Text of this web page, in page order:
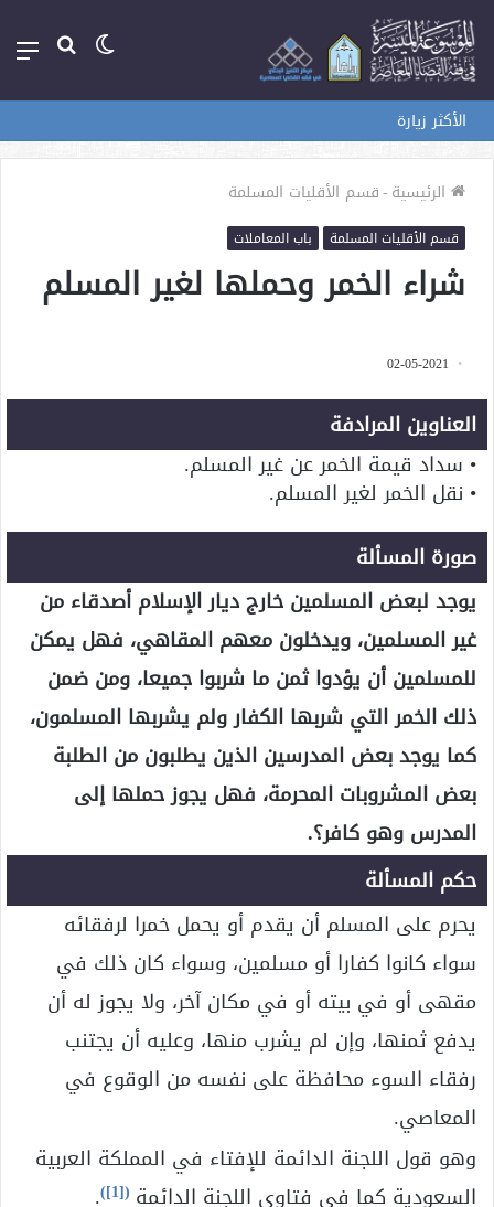
بحث الوضع
الأكثر زيارة
الرئيسية-قسم الأقليات المسلمة
قسم الأقليات المسلمة باب المعاملات
شراء الخمر وحملها لغير المسلم
02-05-2021
العناوين المرادفة
• سداد قيمة الخمر عن غير المسلم.
• نقل الخمر لغير المسلم.
صورة المسألة
يوجد لبعض المسلمين خارج ديار الإسلام أصدقاء من
غير المسلمين، ويدخلون معهم المقاهي، فهل يمكن
للمسلمين أن يؤدوا ثمن ما شربوا جميعا، ومن ضمن
ذلك الخمر التي شربها الكفار ولم يشربها المسلمون،
كما يوجد بعض المدرسين الذين يطلبون من الطلبة
بعض المشروبات المحرمة، فهل يجوز حملها إلى
المدرس وهو كافر؟.
حكم المسألة
يحرم على المسلم أن يقدم أو يحمل خمرا لرفقائه
سواء كانوا كفارا أو مسلمين، وسواء كان ذلك في
مقهى أو في بيته أو في مكان آخر، ولا يجوز له أن
يدفع ثمنها، وإن لم يشرب منها، وعليه أن يجتنب
رفقاء السوء محافظة على نفسه من الوقوع في
المعاصي.
وهو قول اللجنة الدائمة للإفتاء في المملكة العربية
السعودية كما في فتاوى اللجنة الدائمة (
[1]
)
.